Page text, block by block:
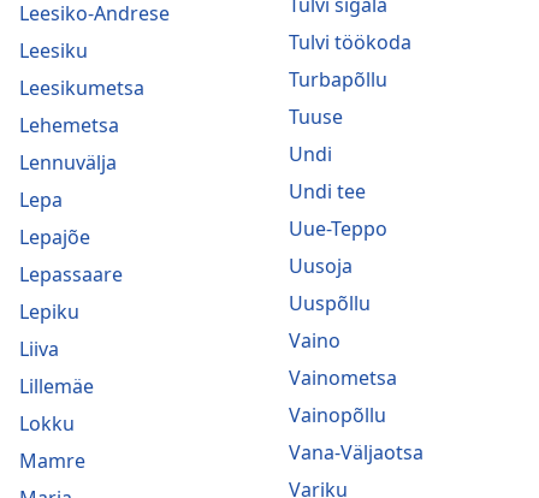
Leesiko-Andrese
Leesiku
Leesikumetsa
Lehemetsa
Lennuvälja
Lepa
Lepajõe
Lepassaare
Lepiku
Liiva
Lillemäe
Lokku
Mamre
Tulvi töökoda
Turbapõllu
Tuuse
Undi
Undi tee
Uue-Teppo
Uusoja
Uuspõllu
Vaino
Vainometsa
Vainopõllu
Vana-Väljaotsa
Variku